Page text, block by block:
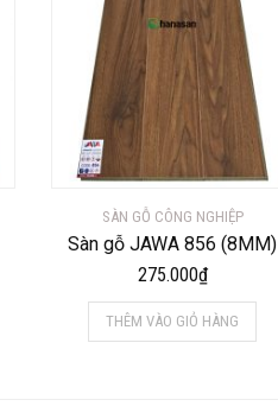
SÀN GỖ CÔNG NGHIỆP
Sàn gỗ JAWA 856 (8MM)
275.000₫
THÊM VÀO GIỎ HÀNG